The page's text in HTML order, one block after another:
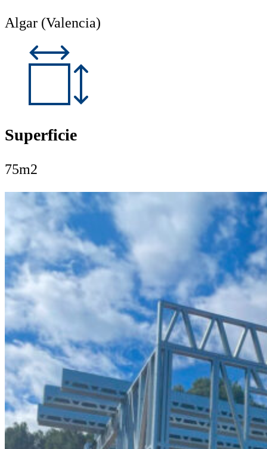
Algar (Valencia)
Superficie
75m2